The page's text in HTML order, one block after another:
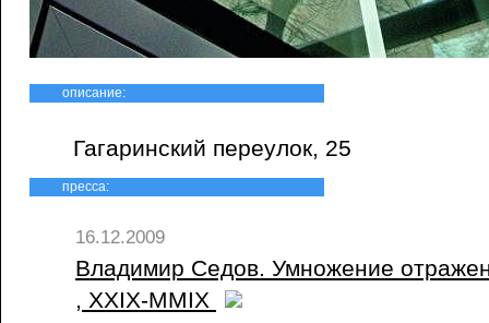
описание:
Гагаринский переулок, 25
пресса:
16.12.2009
Владимир Седов. Умножение
, XXIX-MMIX